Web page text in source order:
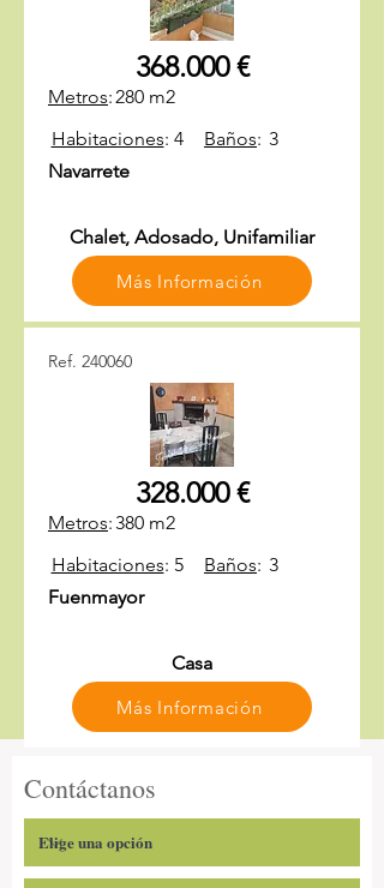
368.000 €
Metros:280 m2
Habitaciones: 4 Baños: 3
Navarrete
Chalet, Adosado, Unifamiliar
Más Información
Ref. 240060
328.000 €
Metros:380 m2
Habitaciones: 5 Baños: 3
Fuenmayor
Casa
Más Información
Contáctanos